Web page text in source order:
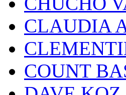
CLAUDIA
COUNT